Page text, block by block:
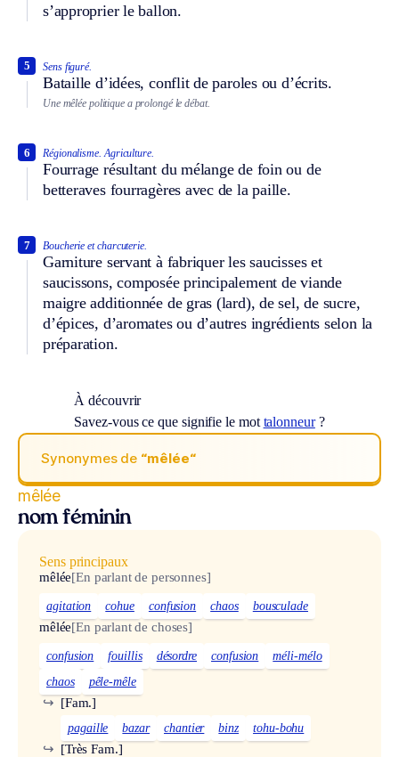
s’approprier le ballon.
Sens figuré.
Bataille d’idées, conflit de paroles ou d’écrits.
5
Une mêlée politique a prolongé le débat.
Régionalisme. Agriculture.
Fourrage résultant du mélange de foin ou de
betteraves fourragères avec de la paille.
6
Boucherie et charcuterie.
Garniture servant à fabriquer les saucisses et
saucissons, composée principalement de viande
maigre additionnée de gras (lard), de sel, de sucre,
d’épices, d’aromates ou d’autres ingrédients selon la
préparation.
7
À découvrir
Savez-vous ce que signifie le mot talonneur?
Synonymes de “mêlée“
mêlée
nom féminin
Sens principaux
mêlée[En parlant de personnes]
agitation cohue confusion chaos bousculade
mêlée[En parlant de choses]
confusion fouillis désordre confusion
méli-mélo
chaos
pêle-mêle
[Fam.]
↪
pagaille bazar chantier binz tohu-bohu
[Très Fam.]
↪